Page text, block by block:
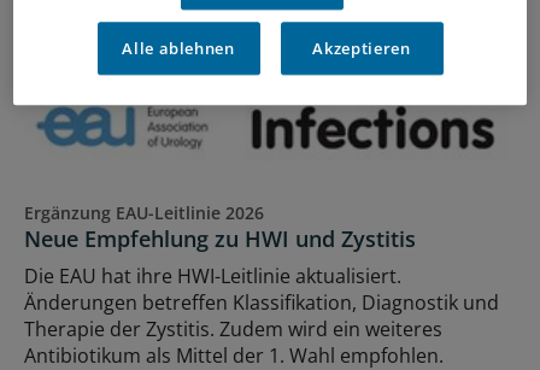
Ergänzung EAU-Leitlinie 2026
Neue Empfehlung zu HWI und Zystitis
Die EAU hat ihre HWI-Leitlinie aktualisiert.
Änderungen betreffen Klassifikation, Diagnostik und
Therapie der Zystitis. Zudem wird ein weiteres
Antibiotikum als Mittel der 1. Wahl empfohlen.
Alle ablehnen Akzeptieren